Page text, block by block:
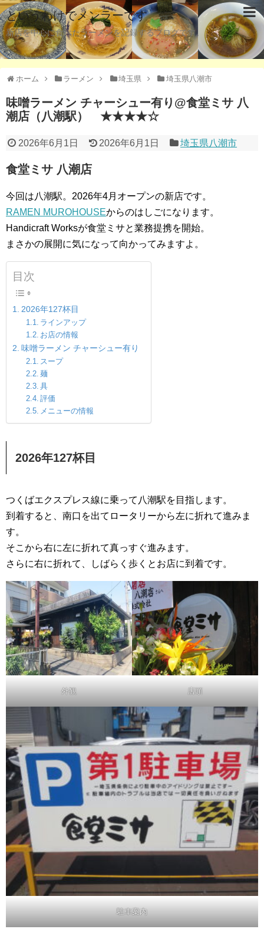
というわけでメンラーです
新店を中心に食べたラーメンを記録するブログです。
ホーム ラーメン 埼玉県 埼玉県八潮市
味噌ラーメン チャーシュー有り@食堂ミサ 八
潮店（八潮駅） ★★★★☆
2026年6月1日 2026年6月1日 埼玉県八潮市
食堂ミサ 八潮店
今回は八潮駅。2026年4月オープンの新店です。
RAMEN MUROHOUSEからのはしごになります。
Handicraft Worksが食堂ミサと業務提携を開始。
まさかの展開に気になって向かってみますよ。
目次
2026年127杯目
ラインアップ
お店の情報
味噌ラーメン チャーシュー有り
スープ
麺
具
評価
メニューの情報
2026年127杯目
つくばエクスプレス線に乗って八潮駅を目指します。
到着すると、南口を出てロータリーから左に折れて進みま
す。
そこから右に左に折れて真っすぐ進みます。
さらに右に折れて、しばらく歩くとお店に到着です。
外観 店頭
駐車案内